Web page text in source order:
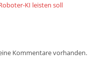
KI leisten soll
Kommentare vorhanden.